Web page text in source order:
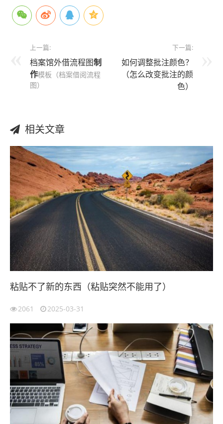
上一篇:
档案馆外借流程图制
作模板（档案借阅流程
图）
下一篇:
如何调整批注颜色？
（怎么改变批注的颜
色）
相关文章
粘贴不了新的东西（粘贴突然不能用了）
2061 2025-03-31